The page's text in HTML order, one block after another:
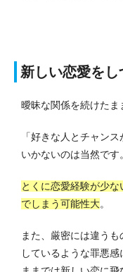
新しい恋愛をし
曖昧な関係を続けたま
「好きな人とチャン
いかないのは当然です。
とくに恋愛経験が少
でしまう可能性大。
また、厳密には違う
しているような罪悪